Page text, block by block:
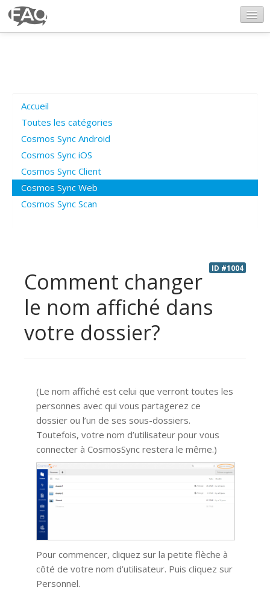
Poser une question
Questions ouvertes
Connexion
Accueil
Toutes les catégories
Cosmos Sync Android
Cosmos Sync iOS
Cosmos Sync Client
Cosmos Sync Web
Cosmos Sync Scan
ID #1004
Comment changer
le nom affiché dans
votre dossier?
(Le nom affiché est celui que verront toutes les
personnes avec qui vous partagerez ce
dossier ou l’un de ses sous-dossiers.
Toutefois, votre nom d’utilisateur pour vous
connecter à CosmosSync restera le même.)
Pour commencer, cliquez sur la petite flèche à
côté de votre nom d’utilisateur. Puis cliquez sur
Personnel.